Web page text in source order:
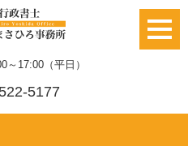
～17:00（平日）
5177